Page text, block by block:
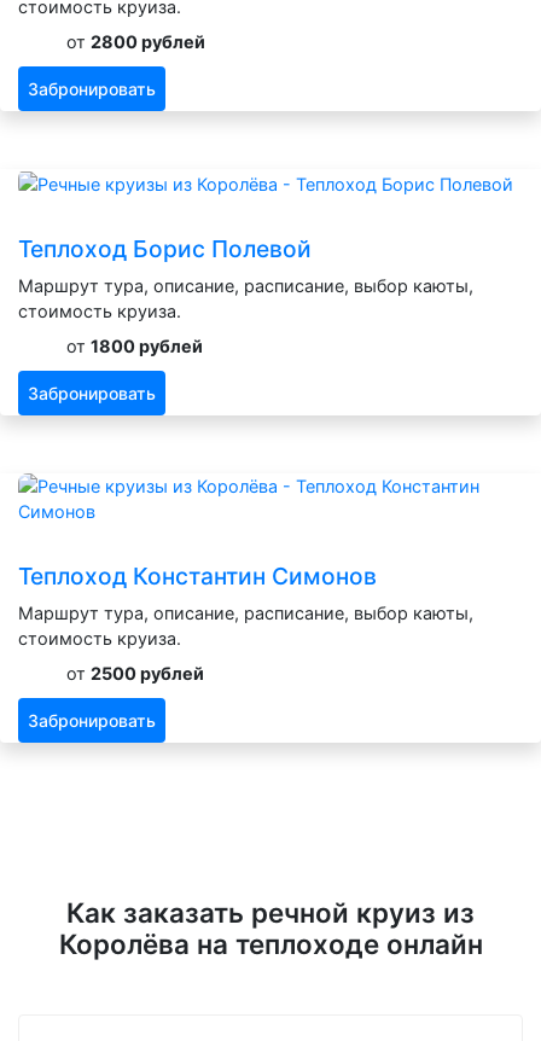
стоимость круиза.
от 2800 рублей
Забронировать
Теплоход Борис Полевой
Маршрут тура, описание, расписание, выбор каюты,
стоимость круиза.
от 1800 рублей
Забронировать
Теплоход Константин Симонов
Маршрут тура, описание, расписание, выбор каюты,
стоимость круиза.
от 2500 рублей
Забронировать
Как заказать речной круиз из
Королёва на теплоходе онлайн